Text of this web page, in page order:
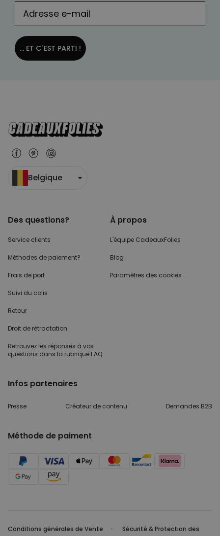
... ET C´EST PARTI !
Belgique
Des questions?
Service clients
Méthodes de paiement?
Frais de port
Suivi du colis
Retour
Droit de rétractation
Retrouvez les réponses à vos
questions dans la rubrique FAQ.
À propos
L'équipe CadeauxFolies
Blog
Paramètres des cookies
Infos partenaires
Presse Créateur de contenu Demandes B2B
Méthode de paiment
Conditions générales de Vente Sécurité & Protection des